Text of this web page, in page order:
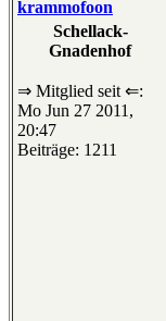
krammofoon
Schellack-
Gnadenhof
⇒ Mitglied seit ⇐:
Mo Jun 27 2011,
20:47
Beiträge: 1211